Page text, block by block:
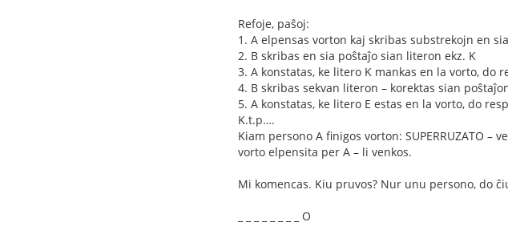
Refoje, paŝoj:
1. A elpensas vorton kaj skribas substrekojn en sia
2. B skribas en sia poŝtaĵo sian literon ekz. K
3. A konstatas, ke litero K mankas en la vorto, do
4. B skribas sekvan literon – korektas sian
5. A konstatas, ke litero E estas en la vorto, do
K.t.p….
Kiam persono A finigos vorton: SUPERRUZATO
vorto elpensita per A – li venkos.
Mi komencas. Kiu pruvos? Nur unu persono, do
_ _ _ _ _ _ _ _ O